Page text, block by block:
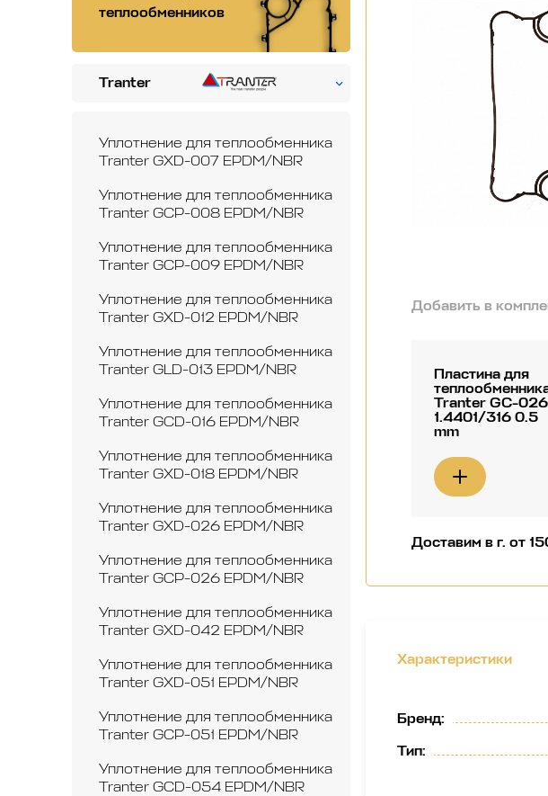
теплообменников
Tranter
Уплотнение для теплообменника
Tranter GXD-007 EPDM/NBR
Уплотнение для теплообменника
Tranter GCP-008 EPDM/NBR
Уплотнение для теплообменника
Tranter GCP-009 EPDM/NBR
Уплотнение для теплообменника
Tranter GXD-012 EPDM/NBR
Уплотнение для теплообменника
Tranter GLD-013 EPDM/NBR
Уплотнение для теплообменника
Tranter GCD-016 EPDM/NBR
Уплотнение для теплообменника
Tranter GXD-018 EPDM/NBR
Уплотнение для теплообменника
Tranter GXD-026 EPDM/NBR
Уплотнение для теплообменника
Tranter GCP-026 EPDM/NBR
Уплотнение для теплообменника
Tranter GXD-042 EPDM/NBR
Уплотнение для теплообменника
Tranter GXD-051 EPDM/NBR
Уплотнение для теплообменника
Tranter GCP-051 EPDM/NBR
Уплотнение для теплообменника
Tranter GCD-054 EPDM/NBR
Добавить в
Пластина для
Tranter GC-026
1.4401/316 0.5
mm
Доставим в г. от
Характеристики
Бренд:
Тип: